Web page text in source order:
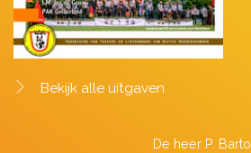
Bekijk alle uitgaven
De heer P. Barto